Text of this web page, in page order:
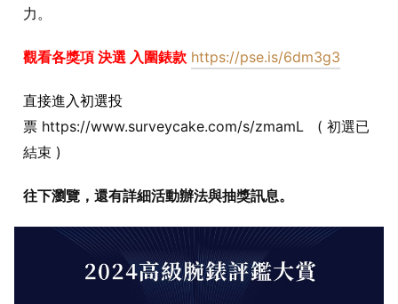
力。
觀看各獎項 決選 入圍錶款 https://pse.is/6dm3g3
直接進入初選投
票 https://www.surveycake.com/s/zmamL ( 初選已
結束 )
往下瀏覽，還有詳細活動辦法與抽獎訊息。